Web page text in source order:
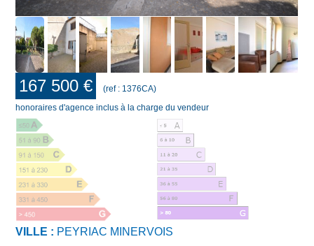
167 500 €
(ref : 1376CA)
honoraires d'agence inclus à la charge du vendeur
VILLE : PEYRIAC MINERVOIS